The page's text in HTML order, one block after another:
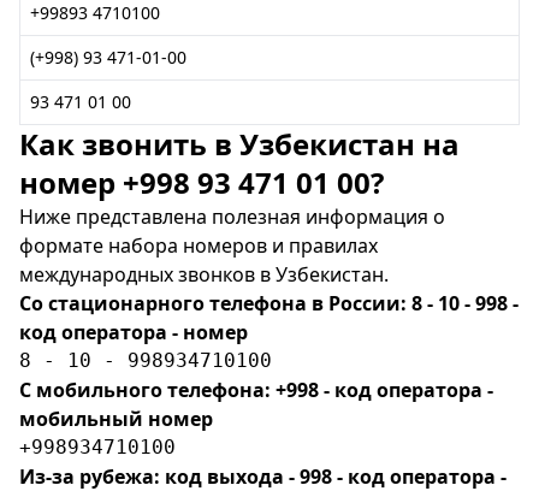
+99893 4710100
(+998) 93 471-01-00
93 471 01 00
Как звонить в Узбекистан на
номер +998 93 471 01 00?
Ниже представлена полезная информация о
формате набора номеров и правилах
международных звонков в Узбекистан.
Со стационарного телефона в России: 8 - 10 - 998 -
код оператора - номер
8 - 10 - 998934710100
С мобильного телефона: +998 - код оператора -
мобильный номер
+998934710100
Из-за рубежа: код выхода - 998 - код оператора -